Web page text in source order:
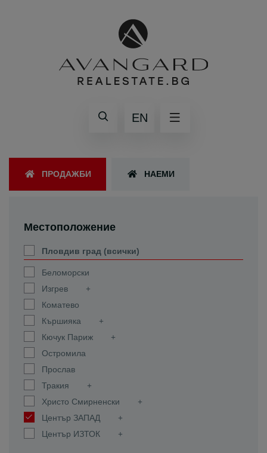
EN
ПРОДАЖБИ НАЕМИ
Местоположение
Пловдив град (всички)
Беломорски
Изгрев
Коматево
Кършияка
Кючук Париж
Остромила
Прослав
Тракия
Христо Смирненски
Център ЗАПАД
Център ИЗТОК